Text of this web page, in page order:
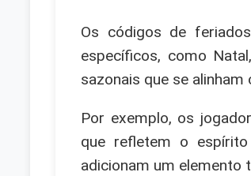
Os códigos de
específicos, como
sazonais que se
Por exemplo, os
que refletem o
adicionam um elemento